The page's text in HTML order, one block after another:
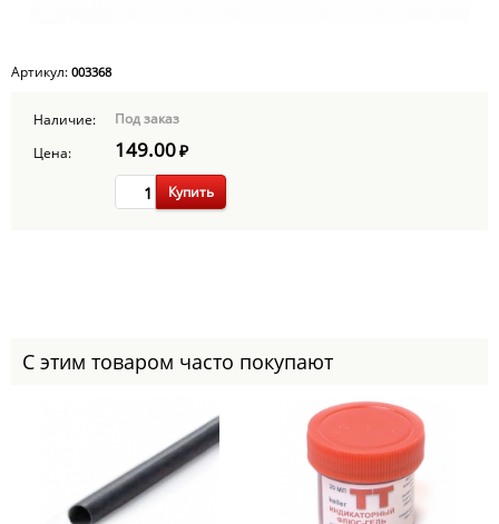
Артикул: 003368
Наличие:
Под заказ
Цена:
149.00₽
Купить
С этим товаром часто покупают